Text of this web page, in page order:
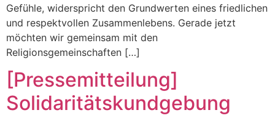
Gefühle, widerspricht den Grundwerten eines friedlichen
und respektvollen Zusammenlebens. Gerade jetzt
möchten wir gemeinsam mit den
Religionsgemeinschaften […]
[Pressemitteilung]
Solidaritätskundgebung